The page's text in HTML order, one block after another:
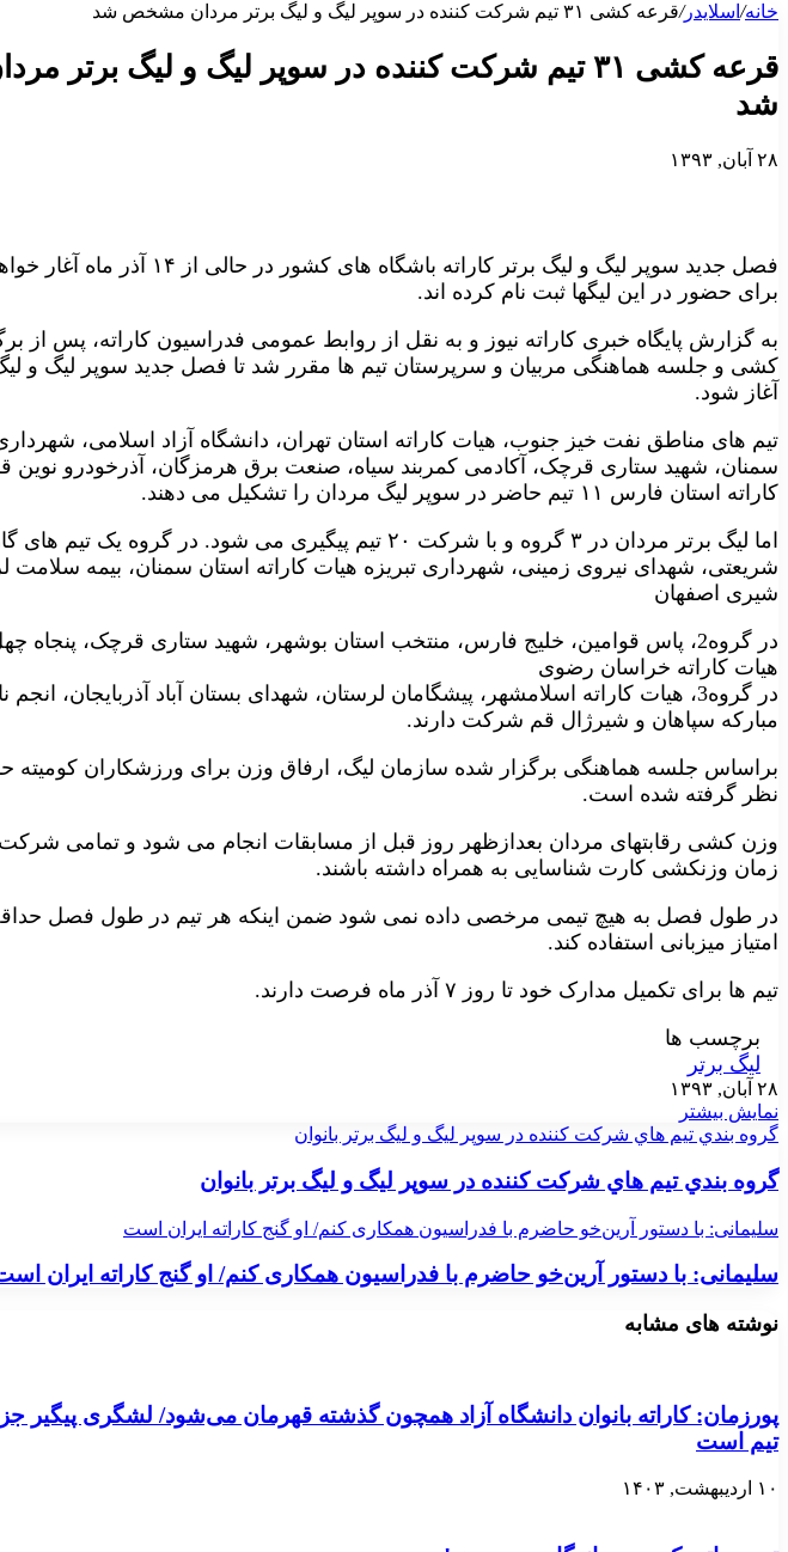
خانه/ اسلایدر/قرعه کشی ۳۱ تیم شرکت کننده در سوپر لیگ و لیگ برتر مردان مشخص شد
قرعه کشی ۳۱ تیم شرکت کننده در سوپر لیگ و لیگ
شد
۲۸ آبان, ۱۳۹۳
برای حضور در این لیگها ثبت نام کرده اند.
به گزارش پایگاه خبری کاراته نیوز و به نقل از روابط عمومی فدراسیون کاراته، پس از
آغاز شود.
تیم های مناطق نفت خیز جنوب، هیات کاراته استان تهران، دانشگاه آزاد اسلامی،
سمنان، شهید ستاری قرچک، آکادمی کمربند سیاه، صنعت برق هرمزگان، آذرخودرو نوین
کاراته استان فارس ۱۱ تیم حاضر در سوپر لیگ مردان را تشکیل می دهند.
اما لیگ برتر مردان در ۳ گروه و با شرکت ۲۰ تیم پیگیری می شود. در گروه
شریعتی، شهدای نیروی زمینی، شهرداری تبریزه هیات کاراته استان سمنان، بیمه سلامت
شیری اصفهان
در گروه2، پاس قوامین، خلیج فارس، منتخب استان بوشهر، شهید ستاری قرچک، پنجاه
هیات کاراته خراسان رضوی
در گروه3، هیات کاراته اسلامشهر، پیشگامان لرستان، شهدای بستان آباد آذربایجان، انجم
مبارکه سپاهان و شیرژال قم شرکت دارند.
نظر گرفته شده است.
وزن کشی رقابتهای مردان بعدازظهر روز قبل از مسابقات انجام می شود و تمامی شرکت
زمان وزنکشی کارت شناسایی به همراه داشته باشند.
در طول فصل به هیچ تیمی مرخصی داده نمی شود ضمن اینکه هر تیم در طول فصل حداقل
امتیاز میزبانی استفاده کند.
تیم ها برای تکمیل مدارک خود تا روز ۷ آذر ماه فرصت دارند.
برچسب ها
لیگ برتر
۲۸ آبان, ۱۳۹۳
نمایش بیشتر
گروه بندي تيم هاي شركت كننده در سوپر ليگ و ليگ برتر بانوان
گروه بندي تيم هاي شركت كننده در سوپر ليگ و ليگ برتر بانوان
سلیمانی: با دستور آرین‌خو حاضرم با فدراسیون همکاری کنم/ او گنج کاراته ایران است
سلیمانی: با دستور آرین‌خو حاضرم با فدراسیون همکاری کنم/ او گنج کاراته ایران
نوشته های مشابه
پورزمان: کاراته بانوان دانشگاه آزاد همچون گذشته قهرمان می‌شود/ لشگری پیگیر
تیم است
۱۰ اردیبهشت, ۱۴۰۳